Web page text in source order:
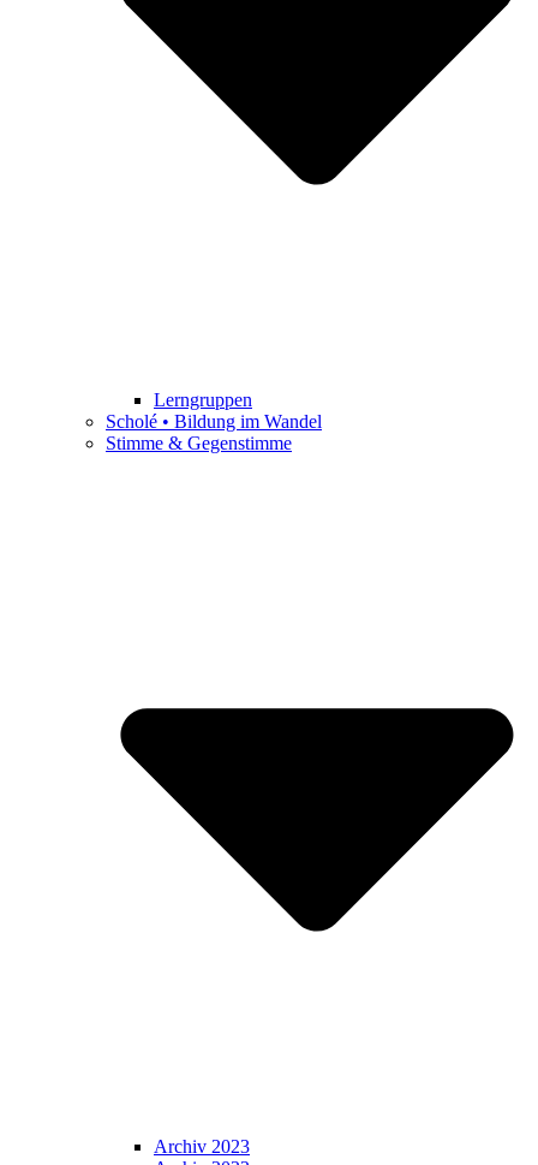
Lerngruppen
Scholé • Bildung im Wandel
Stimme & Gegenstimme
Archiv 2023